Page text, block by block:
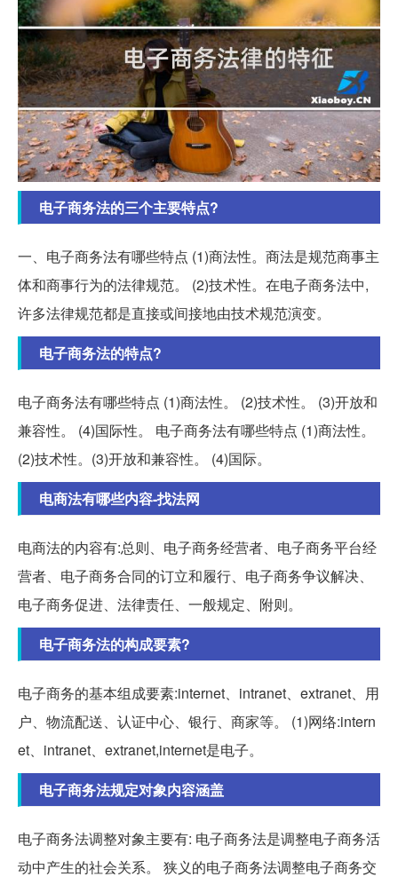
电子商务法的三个主要特点?
一、电子商务法有哪些特点 (1)商法性。商法是规范商事主
体和商事行为的法律规范。 (2)技术性。在电子商务法中,
许多法律规范都是直接或间接地由技术规范演变。
电子商务法的特点?
电子商务法有哪些特点 (1)商法性。 (2)技术性。 (3)开放和
兼容性。 (4)国际性。 电子商务法有哪些特点 (1)商法性。
(2)技术性。(3)开放和兼容性。 (4)国际。
电商法有哪些内容-找法网
电商法的内容有:总则、电子商务经营者、电子商务平台经
营者、电子商务合同的订立和履行、电子商务争议解决、
电子商务促进、法律责任、一般规定、附则。
电子商务法的构成要素?
电子商务的基本组成要素:internet、intranet、extranet、用
户、物流配送、认证中心、银行、商家等。 (1)网络:intern
et、intranet、extranet,internet是电子。
电子商务法规定对象内容涵盖
电子商务法调整对象主要有: 电子商务法是调整电子商务活
动中产生的社会关系。 狭义的电子商务法调整电子商务交